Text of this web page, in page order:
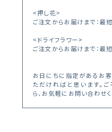
<押し花>
ご注文からお届けまで：最
<ドライフラワー>
ご注文からお届けまで：最
お日にちに指定があるお
ただければと思います。
ら、お気軽にお問い合わせく